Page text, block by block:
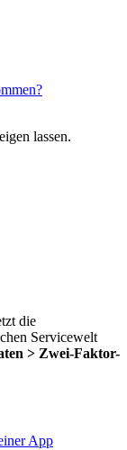
lassen.
die
Servicewelt
> Zwei-Faktor-
App